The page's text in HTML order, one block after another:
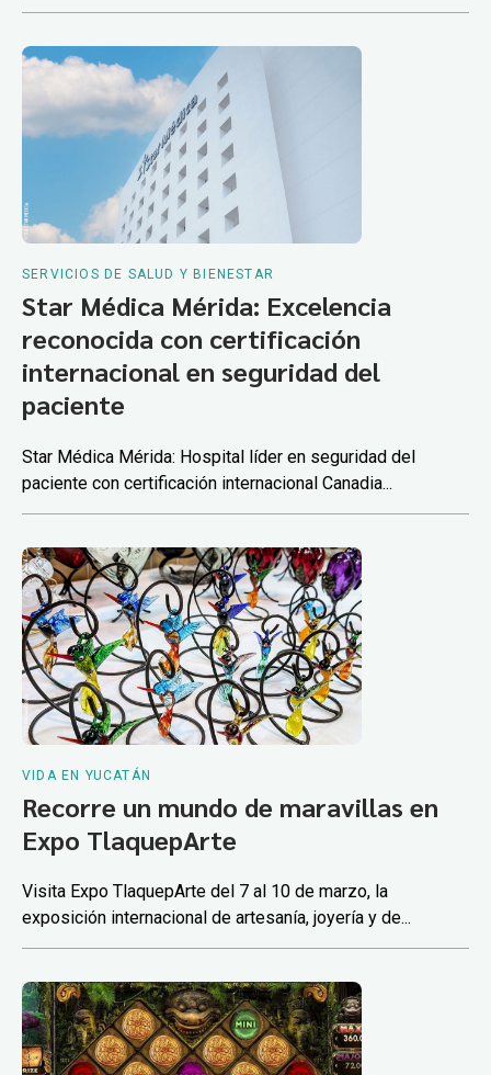
SERVICIOS DE SALUD Y BIENESTAR
Star Médica Mérida: Excelencia
reconocida con certificación
internacional en seguridad del
paciente
Star Médica Mérida: Hospital líder en seguridad del
paciente con certificación internacional Canadia...
VIDA EN YUCATÁN
Recorre un mundo de maravillas en
Expo TlaquepArte
Visita Expo TlaquepArte del 7 al 10 de marzo, la
exposición internacional de artesanía, joyería y de...